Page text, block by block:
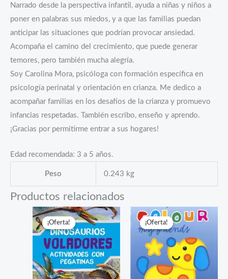
Narrado desde la perspectiva infantil, ayuda a niñas y niños a
poner en palabras sus miedos, y a que las familias puedan
anticipar las situaciones que podrían provocar ansiedad.
Acompaña el camino del crecimiento, que puede generar
temores, pero también mucha alegría.
Soy Carolina Mora, psicóloga con formación específica en
psicología perinatal y orientación en crianza. Me dedico a
acompañar familias en los desafíos de la crianza y promuevo
infancias respetadas. También escribo, enseño y aprendo.
¡Gracias por permitirme entrar a sus hogares!
Edad recomendada: 3 a 5 años.
Peso 0.243 kg
Productos relacionados
¡Oferta!
¡Oferta! ¡Oferta!
¡Oferta!